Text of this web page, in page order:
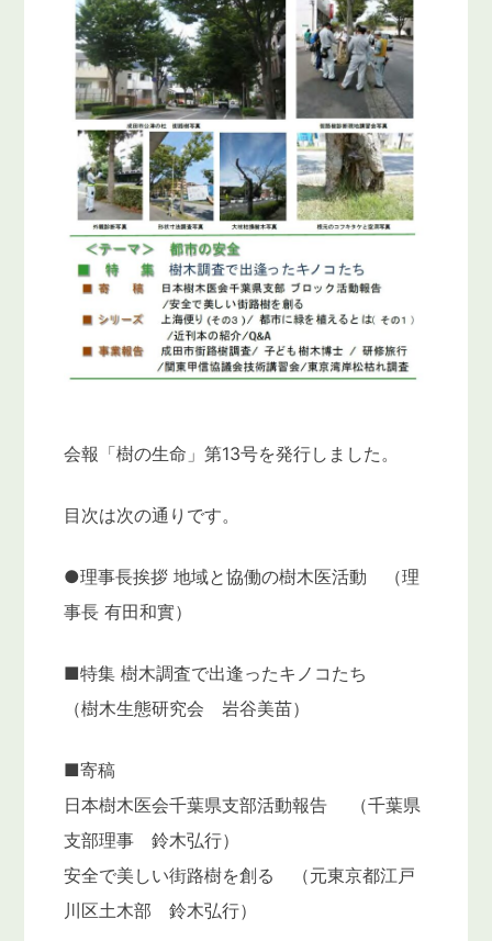
会報「樹の生命」第13号を発行しました。
目次は次の通りです。
●理事長挨拶 地域と協働の樹木医活動 （理
事長 有田和實）
■特集 樹木調査で出逢ったキノコたち
（樹木生態研究会 岩谷美苗）
■寄稿
日本樹木医会千葉県支部活動報告 （千葉県
支部理事 鈴木弘行）
安全で美しい街路樹を創る （元東京都江戸
川区土木部 鈴木弘行）